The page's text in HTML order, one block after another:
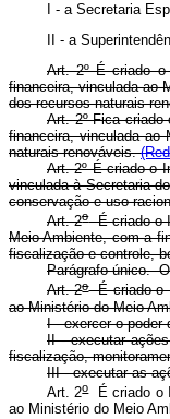
I - a Secretaria
II - a
Art. 2º É criado o
financeira, vinculada ao
dos recursos naturais
Art. 2º Fica criado
financeira, vinculada ao
naturais renováveis.
Art. 2º É criado o
vinculada à Secretaria
conservação e uso
Art. 2oÉ criado o
Meio Ambiente, com a
fiscalização e controle,
Parágrafo único.
Art. 2oÉ criado o
ao Ministério do Meio
I - exercer o poder
II - executar
fiscalização,
III - executar as
Art. 2oÉ criado o
ao Ministério do Meio